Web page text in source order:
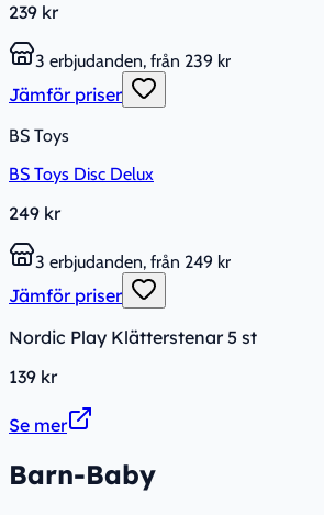
239 kr
3 erbjudanden, från 239 kr
Jämför priser
BS Toys
BS Toys Disc Delux
249 kr
3 erbjudanden, från 249 kr
Jämför priser
Nordic Play Klätterstenar 5 st
139 kr
Se mer
Barn-Baby